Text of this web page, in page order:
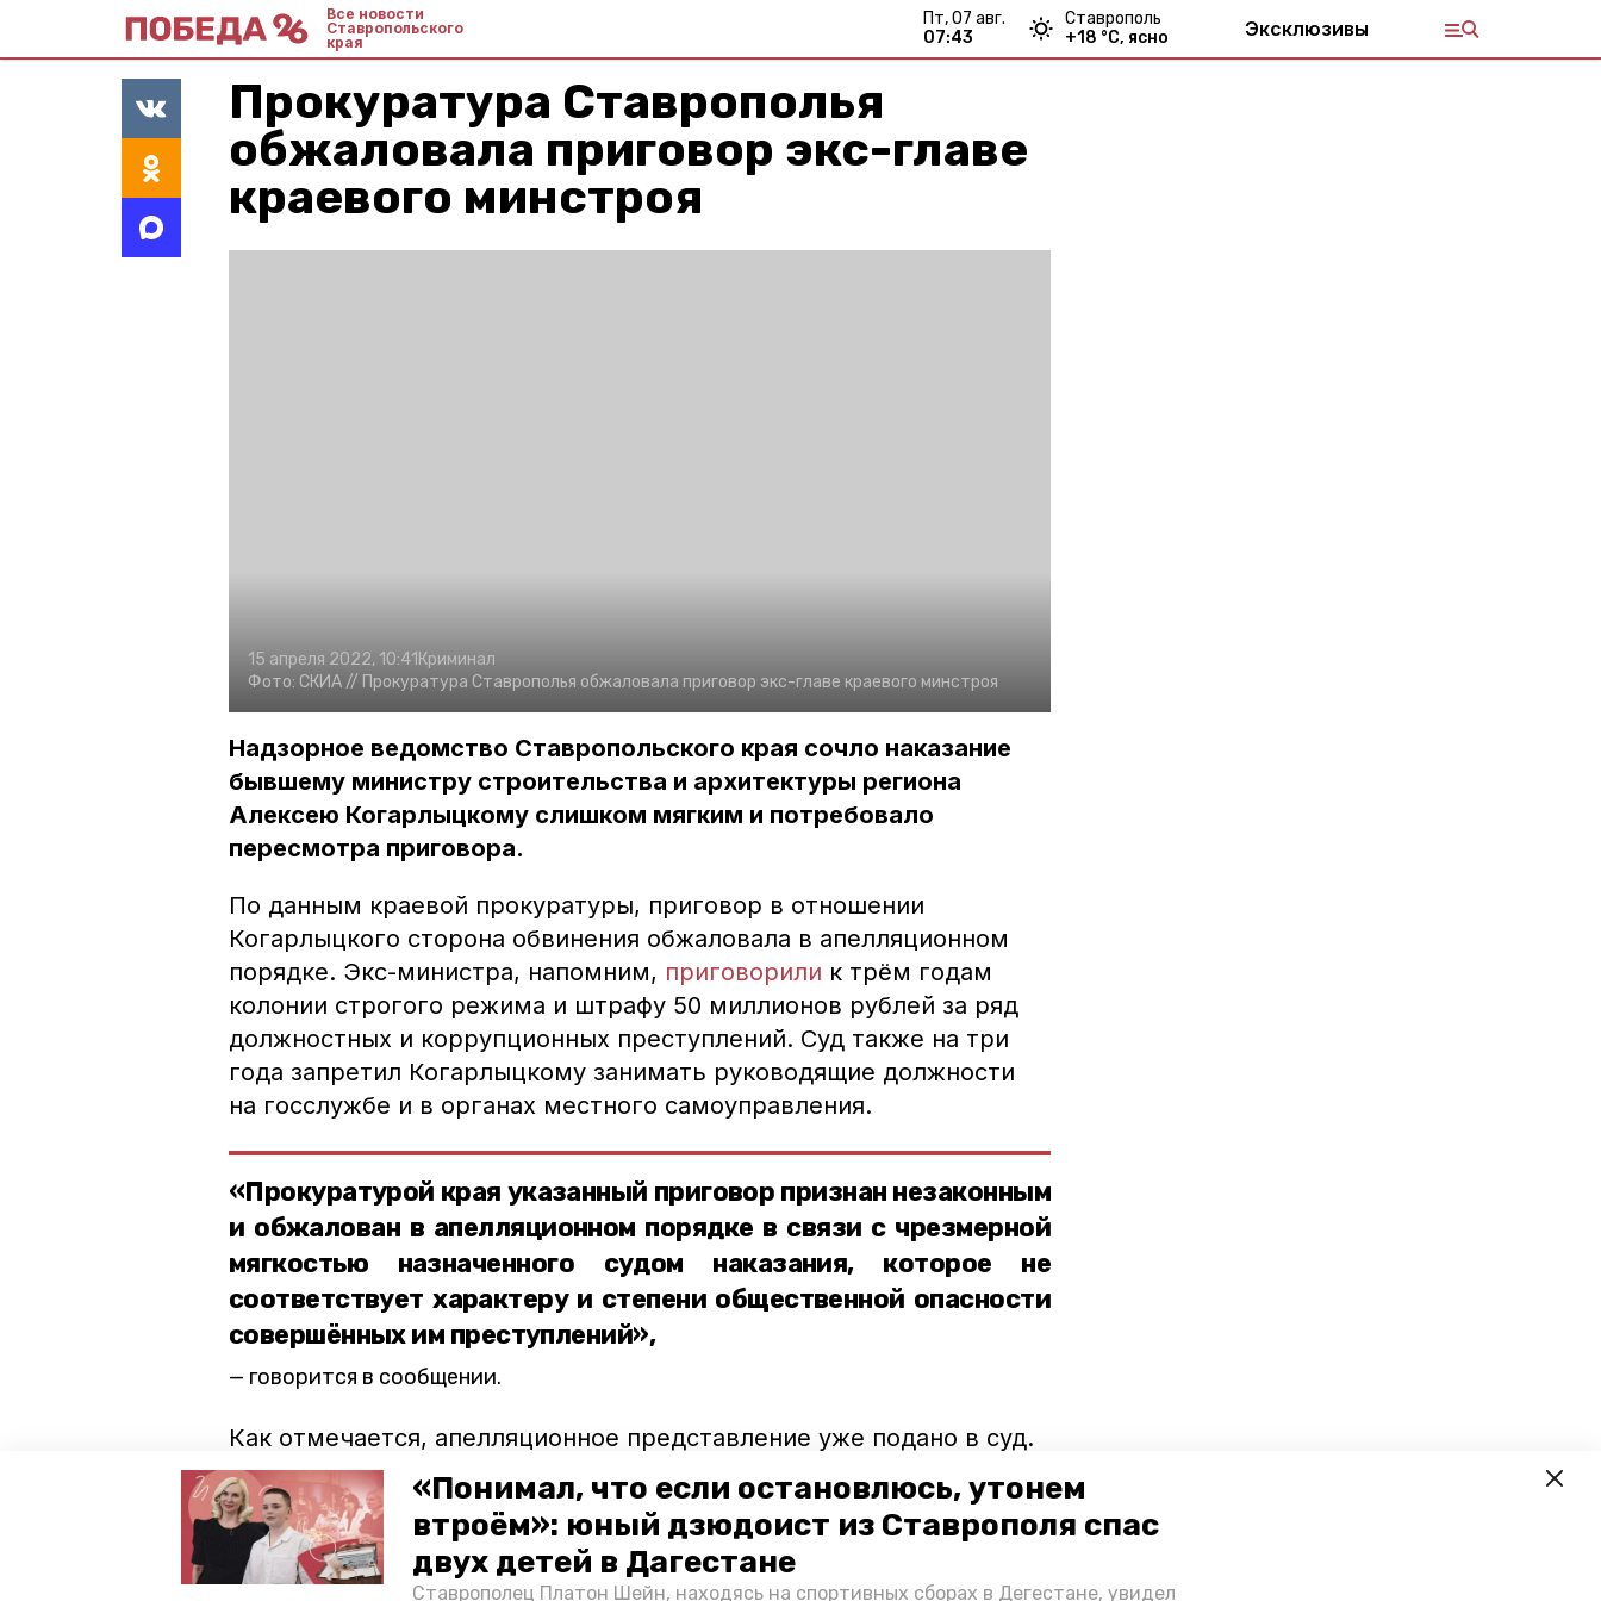
«Понимал, что если остановлюсь, утонем
втроём»: юный дзюдоист из Ставрополя спас
двух детей в Дагестане
Ставрополец Платон Шейн, находясь на спортивных сборах в Дегестане, увидел
Все новости
Ставропольского
края
пт, 07 авг.
07:43
Ставрополь
+18 °С, ясно Эксклюзивы
Прокуратура Ставрополья
обжаловала приговор экс-главе
краевого минстроя
15 апреля 2022, 10:41 Криминал
Фото: СКИА // Прокуратура Ставрополья обжаловала приговор экс-главе краевого минстроя
Надзорное ведомство Ставропольского края сочло наказание
бывшему министру строительства и архитектуры региона
Алексею Когарлыцкому слишком мягким и потребовало
пересмотра приговора.
По данным краевой прокуратуры, приговор в отношении
Когарлыцкого сторона обвинения обжаловала в апелляционном
порядке. Экс-министра, напомним, приговорили к трём годам
колонии строгого режима и штрафу 50 миллионов рублей за ряд
должностных и коррупционных преступлений. Суд также на три
года запретил Когарлыцкому занимать руководящие должности
на госслужбе и в органах местного самоуправления.
«Прокуратурой края указанный приговор признан незаконным
и обжалован в апелляционном порядке в связи с чрезмерной
мягкостью назначенного судом наказания, которое не
соответствует характеру и степени общественной опасности
совершённых им преступлений»,
говорится в сообщении.
Как отмечается, апелляционное представление уже подано в суд.
Результаты его рассмотрения находятся в надзорном ведомстве
на особом контроле.
ставропольский край прокуратура алексей когарлыцкий